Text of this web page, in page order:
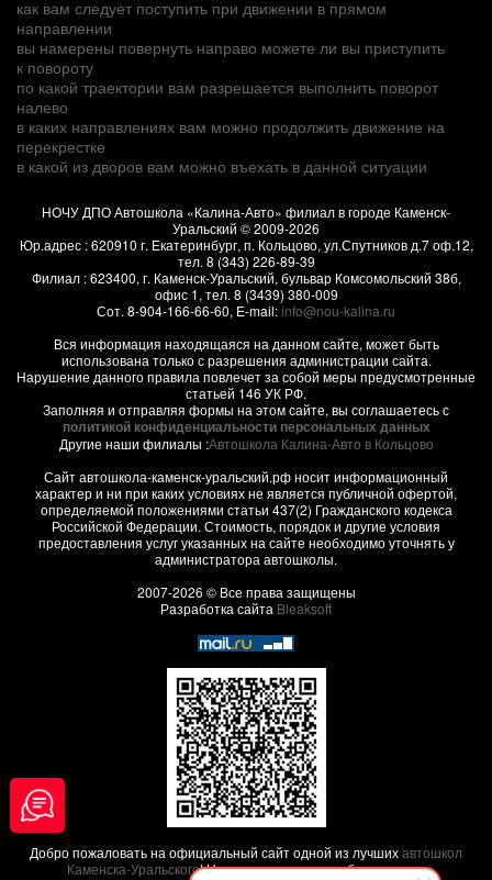
как вам следует поступить при движении в прямом
направлении
вы намерены повернуть направо можете ли вы приступить
к повороту
по какой траектории вам разрешается выполнить поворот
налево
в каких направлениях вам можно продолжить движение на
перекрестке
в какой из дворов вам можно въехать в данной ситуации
НОЧУ ДПО Автошкола «Калина-Авто» филиал в городе Каменск-
Уральский © 2009-2026
Юр.адрес :620910 г. Екатеринбург, п. Кольцово, ул.Спутников д.7 оф.12,
тел. 8 (343) 226-89-39
Филиал :623400, г. Каменск-Уральский, бульвар Комсомольский 38б,
офис 1, тел. 8 (3439) 380-009
Сот. 8-904-166-66-60, E-mail:info@nou-kalina.ru
Вся информация находящаяся на данном сайте, может быть
использована только с разрешения администрации сайта.
Нарушение данного правила повлечет за собой меры предусмотренные
статьей 146 УК РФ.
Заполняя и отправляя формы на этом сайте, вы соглашаетесь с
политикой конфиденциальности персональных данных
Другие наши филиалы :Автошкола Калина-Авто в Кольцово
Сайт автошкола-каменск-уральский.рф носит информационный
характер и ни при каких условиях не является публичной офертой,
определяемой положениями статьи 437(2) Гражданского кодекса
Российской Федерации. Стоимость, порядок и другие условия
предоставления услуг указанных на сайте необходимо уточнять у
администратора автошколы.
2007-2026 © Все права защищены
Разработка сайта Bleaksoft
Добро пожаловать на официальный сайт одной из лучшихавтошкол
Каменска-Уральского! Наша автошкола заработала свою